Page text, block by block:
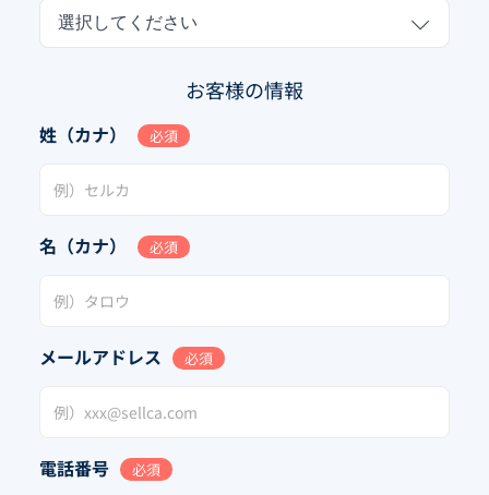
選択してください
お客様の情報
姓（カナ） 必須
名（カナ） 必須
メールアドレス 必須
電話番号 必須